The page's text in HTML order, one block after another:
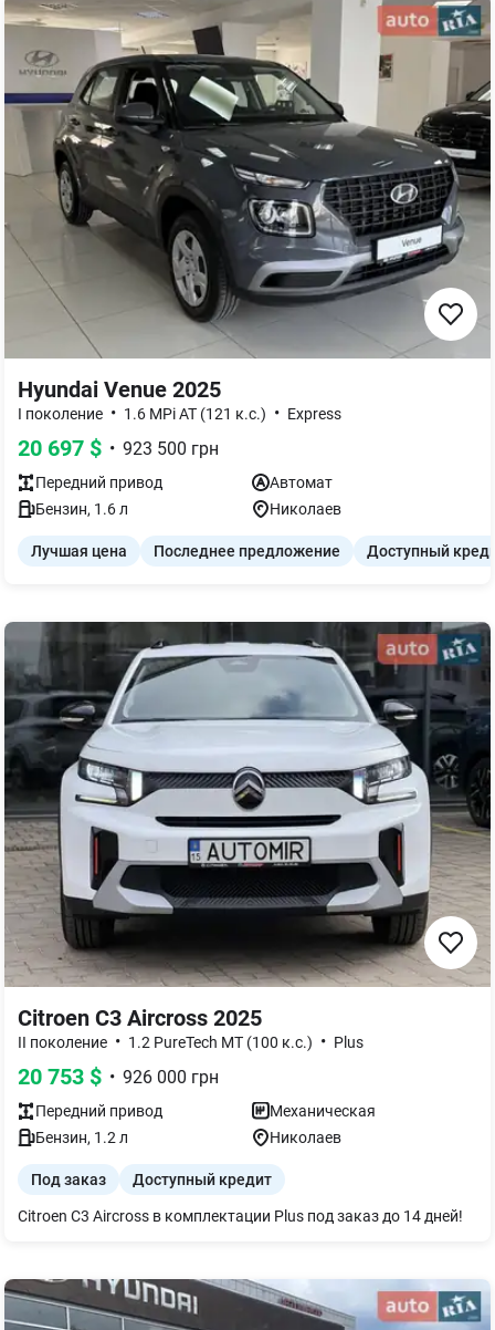
Hyundai Venue 2025
I поколение • 1.6 MPi AT (121 к.с.) • Express
20 697 $ • 923 500 грн
Передний привод
Автомат
Бензин, 1.6л Николаев
Лучшая цена Последнее предложение Доступный
Citroen C3 Aircross 2025
II поколение • 1.2 PureTech MT (100 к.с.) • Plus
20 753 $ • 926 000 грн
Передний привод
Механическая
Бензин, 1.2 л Николаев
Под заказ Доступный кредит
Citroen C3 Aircross в комплектации Plus под заказ до 14 дней!